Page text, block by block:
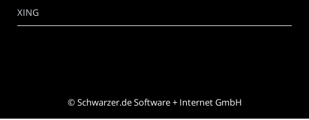
XING
©Schwarzer.de Software + Internet GmbH